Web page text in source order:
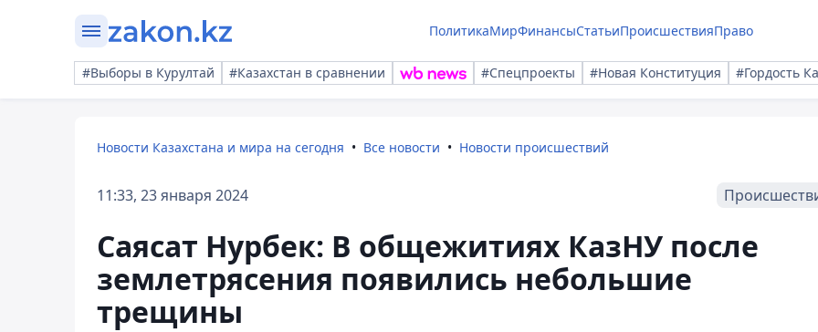
ПолитикаМирФинансыСтатьиПроисшествияПраво
#Выборы в Курултай #Казахстан в сравнении #Спецпроекты #Новая Конституция #Гордость
Новости Казахстана и мира на сегодня Все новости Новости происшествий
11:33, 23 января 2024
Саясат Нурбек: В общежитиях КазНУ после
землетрясения появились небольшие
трещины